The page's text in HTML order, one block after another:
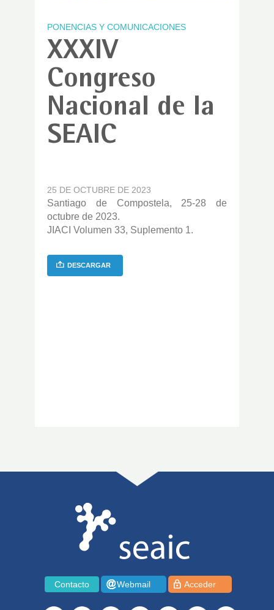
PONENCIAS Y COMUNICACIONES
XXXIV
Congreso
Nacional de la
SEAIC
25 DE OCTUBRE DE 2023
Santiago de Compostela, 25-28 de
octubre de 2023.
JIACI Volumen 33, Suplemento 1.
DESCARGAR
Contacto Webmail Acceder